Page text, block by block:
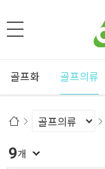
골프화 골프의류
9개